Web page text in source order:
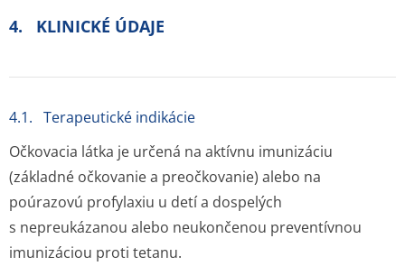
4. KLINICKÉ ÚDAJE
4.1. Terapeutické indikácie
Očkovacia látka je určená na aktívnu imunizáciu
(základné očkovanie a preočkovanie) alebo na
poúrazovú profylaxiu u detí a dospelých
s nepreukázanou alebo neukončenou preventívnou
imunizáciou proti tetanu.